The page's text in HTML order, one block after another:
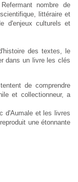
nombre de
littéraire et
d'enjeux culturels et
des textes, le
dans un livre les clés
de comprendre
et collectionneur, a
d'Aumale et les livres
une étonnante